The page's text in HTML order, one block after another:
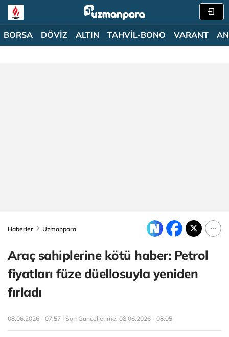
BORSA DÖVİZ ALTIN TAHVİL-BONO VARANT
Haberler Uzmanpara
Araç sahiplerine kötü haber: Petrol
fiyatları füze düellosuyla yeniden
fırladı
08.06.2026 - 07:57 | Son Güncellenme: 08.06.2026 - 08:05